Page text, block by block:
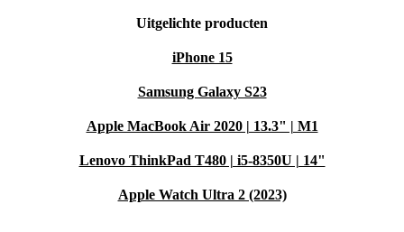
Uitgelichte producten
iPhone 15
Samsung Galaxy S23
Apple MacBook Air 2020 | 13.3" | M1
Lenovo ThinkPad T480 | i5-8350U | 14"
Apple Watch Ultra 2 (2023)